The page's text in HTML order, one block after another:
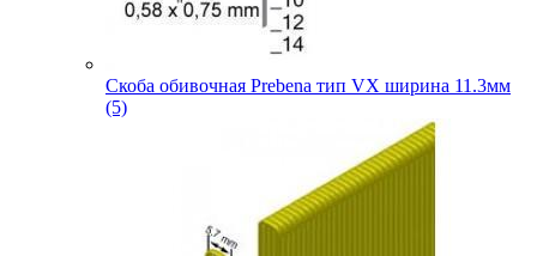
Скоба обивочная Prebena тип VX ширина 11.3мм
(5)